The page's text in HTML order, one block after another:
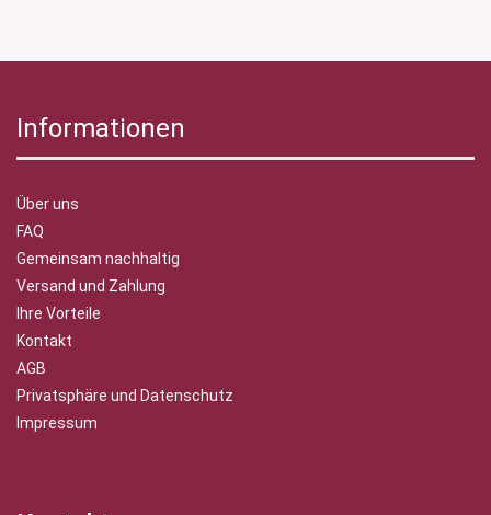
Informationen
Über uns
FAQ
Gemeinsam nachhaltig
Versand und Zahlung
Ihre Vorteile
Kontakt
AGB
Privatsphäre und Datenschutz
Impressum